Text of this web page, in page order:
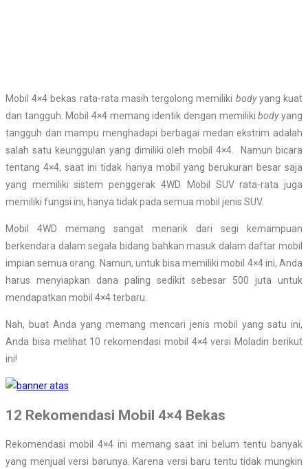
Mobil 4×4 bekas rata-rata masih tergolong memiliki bodyyang kuat
dan tangguh. Mobil 4×4 memang identik dengan memilikibodyyang
tangguh dan mampu menghadapi berbagai medan ekstrim adalah
salah satu keunggulan yang dimiliki oleh mobil 4×4.
Namun bicara
tentang 4×4, saat ini tidak hanya mobil yang berukuran besar saja
yang memiliki sistem penggerak 4WD. Mobil SUV rata-rata juga
memiliki fungsi ini, hanya tidak pada semua mobil jenis SUV.
Mobil 4WD memang sangat menarik dari segi kemampuan
berkendara dalam segala bidang bahkan masuk dalam daftar mobil
impian semua orang. Namun, untuk bisa memiliki mobil 4×4 ini, Anda
harus menyiapkan dana paling sedikit sebesar 500 juta untuk
mendapatkan mobil 4×4 terbaru.
Nah, buat Anda yang memang mencari jenis mobil yang satu ini,
Anda bisa melihat 10 rekomendasi mobil 4×4 versi Moladin berikut
ini!
12 Rekomendasi Mobil 4×4 Bekas
Rekomendasi mobil 4×4 ini memang saat ini belum tentu banyak
yang menjual versi barunya. Karena versi baru tentu tidak mungkin